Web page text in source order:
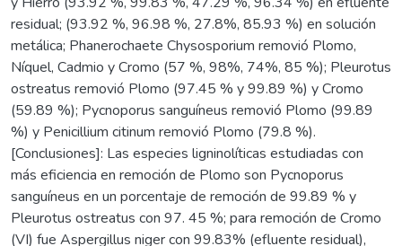
residual; (93.92 %, 96.98 %, 27.8%, 85.93 %) en solución
metálica; Phanerochaete Chysosporium removió Plomo,
Níquel, Cadmio y Cromo (57 %, 98%, 74%, 85 %); Pleurotus
ostreatus removió Plomo (97.45 % y 99.89 %) y Cromo
(59.89 %); Pycnoporus sanguíneus removió Plomo (99.89
%) y Penicillium citinum removió Plomo (79.8 %).
[Conclusiones]: Las especies ligninolíticas estudiadas con
más eficiencia en remoción de Plomo son Pycnoporus
sanguíneus en un porcentaje de remoción de 99.89 % y
Pleurotus ostreatus con 97. 45 %; para remoción de Cromo
(VI) fue Aspergillus niger con 99.83% (efluente residual),